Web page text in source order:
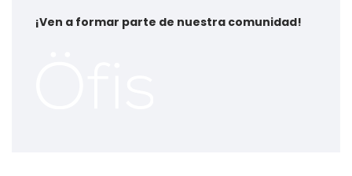
¡Ven a formar parte de nuestra comunidad!